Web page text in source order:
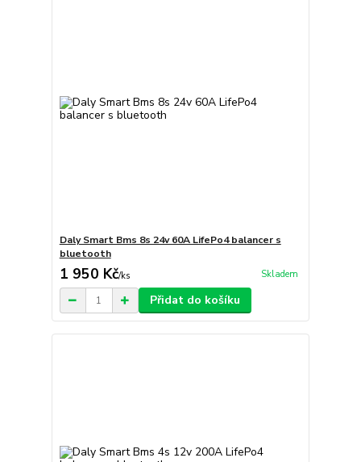
Daly Smart Bms 8s 24v 60A LifePo4 balancer s
bluetooth
1 950 Kč/ks Skladem
Přidat do košíku